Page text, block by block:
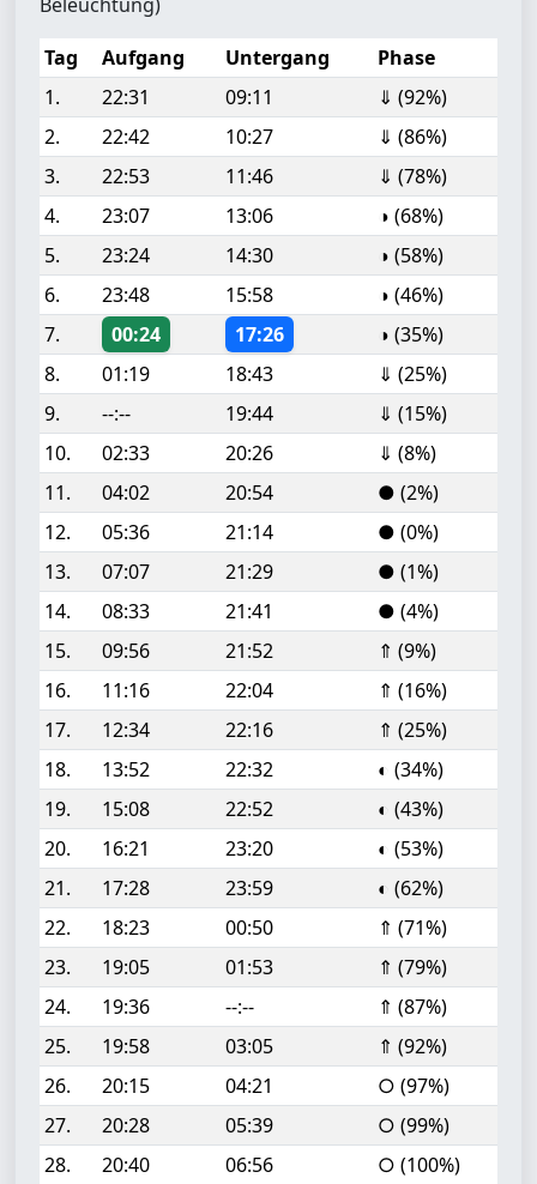
Tag
Aufgang Untergang
Phase
1.
22:31 09:11
⇓ (92%)
2.
22:42 10:27
⇓ (86%)
3.
22:53 11:46
⇓ (78%)
4.
23:07 13:06
◑ (68%)
5.
23:24 14:30
◑ (58%)
6.
23:48 15:58
◑ (46%)
7.
00:24 17:26
◑ (35%)
8.
01:19 18:43
⇓ (25%)
9.
--:-- 19:44
⇓ (15%)
10.
02:33 20:26
⇓ (8%)
11.
04:02 20:54
● (2%)
12.
05:36 21:14
● (0%)
13.
07:07 21:29
● (1%)
14.
08:33 21:41
● (4%)
15.
09:56 21:52
⇑ (9%)
16.
11:16 22:04
⇑ (16%)
17.
12:34 22:16
⇑ (25%)
18.
13:52 22:32
◐ (34%)
19.
15:08 22:52
◐ (43%)
20.
16:21 23:20
◐ (53%)
21.
17:28 23:59
◐ (62%)
22.
18:23 00:50
⇑ (71%)
23.
19:05 01:53
⇑ (79%)
24.
19:36 --:--
⇑ (87%)
25.
19:58 03:05
⇑ (92%)
26.
20:15 04:21
○ (97%)
27.
20:28 05:39
○ (99%)
28.
20:40 06:56 ○ (100%)